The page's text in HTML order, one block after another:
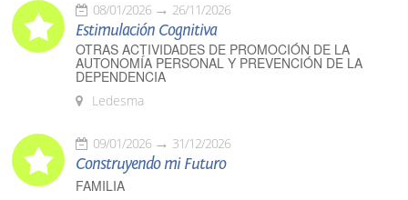
08/01/2026 26/11/2026
Estimulación Cognitiva
OTRAS ACTIVIDADES DE PROMOCIÓN DE LA
AUTONOMÍA PERSONAL Y PREVENCIÓN DE LA
DEPENDENCIA
Ledesma
09/01/2026 31/12/2026
Construyendo mi Futuro
FAMILIA